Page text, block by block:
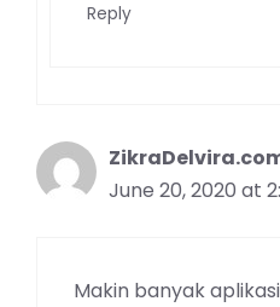
Reply
June 20, 2020 at
Makin banyak